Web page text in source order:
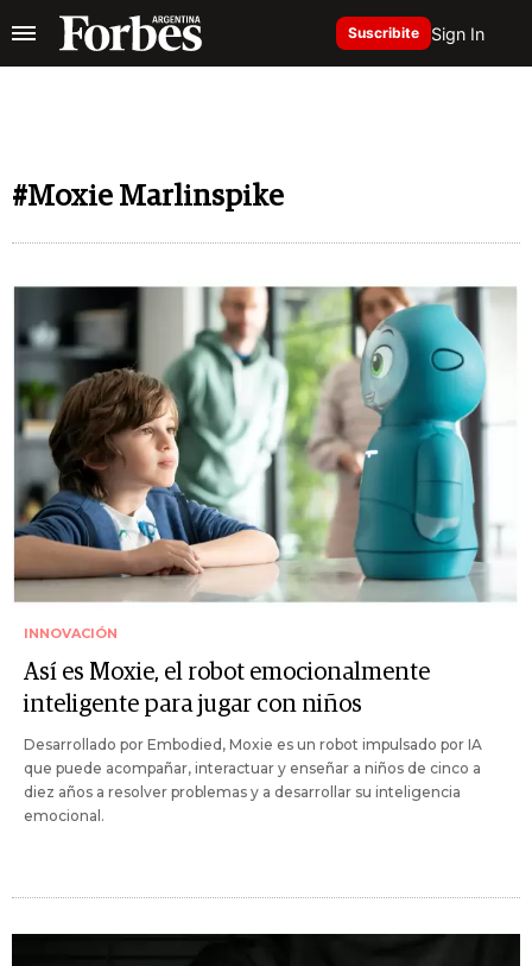
Suscribite Sign In
#Moxie Marlinspike
INNOVACIÓN
Así es Moxie, el robot emocionalmente
inteligente para jugar con niños
Desarrollado por Embodied, Moxie es un robot impulsado por IA
que puede acompañar, interactuar y enseñar a niños de cinco a
diez años a resolver problemas y a desarrollar su inteligencia
emocional.